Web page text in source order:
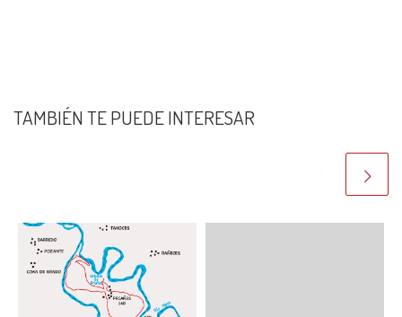
TAMBIÉN TE PUEDE INTERESAR